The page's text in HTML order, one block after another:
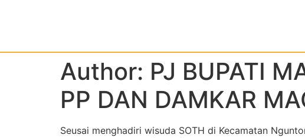
Author: PJ BUPATI
PP DAN DAMKAR
Seusai menghadiri wisuda SOTH di Kecamatan